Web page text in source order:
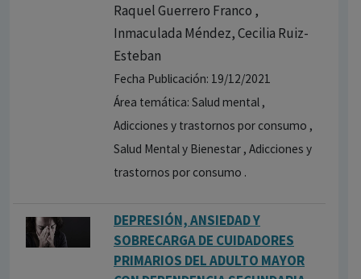
Raquel Guerrero Franco ,
Inmaculada Méndez, Cecilia Ruiz-
Esteban
Fecha Publicación: 19/12/2021
Área temática: Salud mental ,
Adicciones y trastornos por consumo ,
Salud Mental y Bienestar , Adicciones y
trastornos por consumo .
DEPRESIÓN, ANSIEDAD Y
SOBRECARGA DE CUIDADORES
PRIMARIOS DEL ADULTO MAYOR